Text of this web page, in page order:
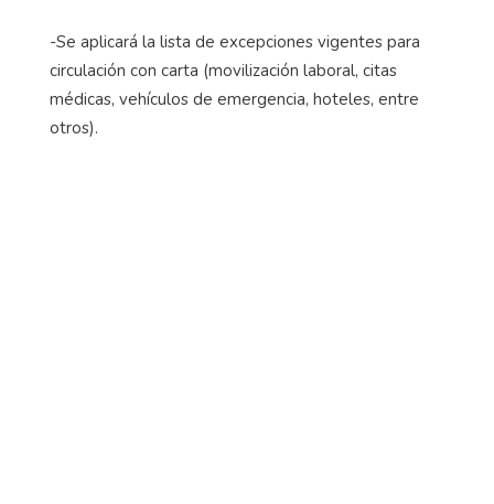
-Se aplicará la lista de excepciones vigentes para
circulación con carta (movilización laboral, citas
médicas, vehículos de emergencia, hoteles, entre
otros).